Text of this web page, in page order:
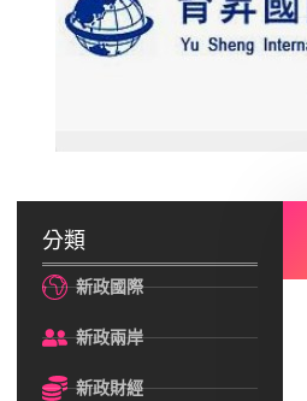
分類
新政國際
新政兩岸
新政財經